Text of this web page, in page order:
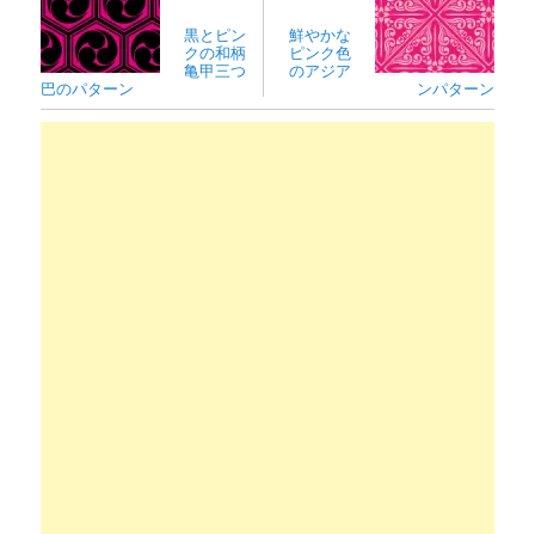
黒とピン
クの和柄
亀甲三つ
巴のパターン
鮮やかな
ピンク色
のアジア
ンパターン